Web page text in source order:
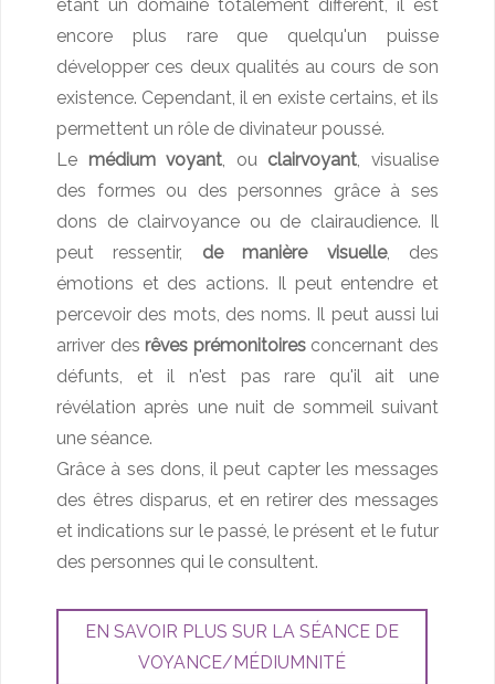
étant un domaine totalement différent, il est
encore plus rare que quelqu'un puisse
développer ces deux qualités au cours de son
existence. Cependant, il en existe certains, et ils
permettent un rôle de divinateur poussé.
Le médium voyant, ou clairvoyant, visualise
des formes ou des personnes grâce à ses
dons de clairvoyance ou de clairaudience. Il
peut ressentir, de manière visuelle, des
émotions et des actions. Il peut entendre et
percevoir des mots, des noms. Il peut aussi lui
arriver des rêves prémonitoiresconcernant des
défunts, et il n'est pas rare qu'il ait une
révélation après une nuit de sommeil suivant
une séance.
Grâce à ses dons, il peut capter les messages
des êtres disparus, et en retirer des messages
et indications sur le passé, le présent et le futur
des personnes qui le consultent.
EN SAVOIR PLUS SUR LA SÉANCE DE
VOYANCE/MÉDIUMNITÉ